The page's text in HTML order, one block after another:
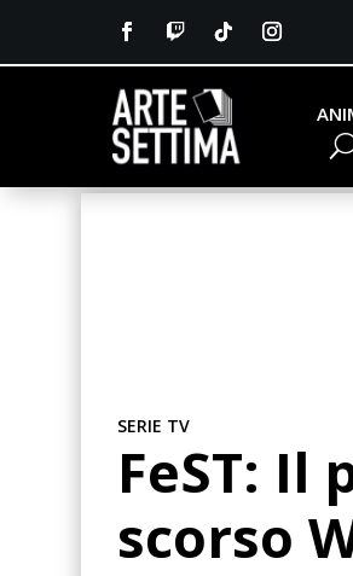
SERIE TV
FeST: Il
scorso